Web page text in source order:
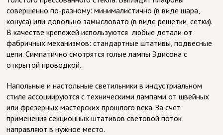
совершенно по-разному: минималистично (в виде шара,
конуса) или довольно замысловато (в виде решетки, сетки).
В качестве крепежей используются любые детали от
фабричных механизмов: стандартные штативы, подвесные
цепи. Симпатично смотрятся голые лампы Эдисона с
открытой проводкой.
Напольные и настольные светильники в индустриальном
стиле ассоциируются с техническими лампами от швейных
или фрезерных мастерских прошлого века. За счет
применения секционных штативов световой поток
направляют в нужное место.